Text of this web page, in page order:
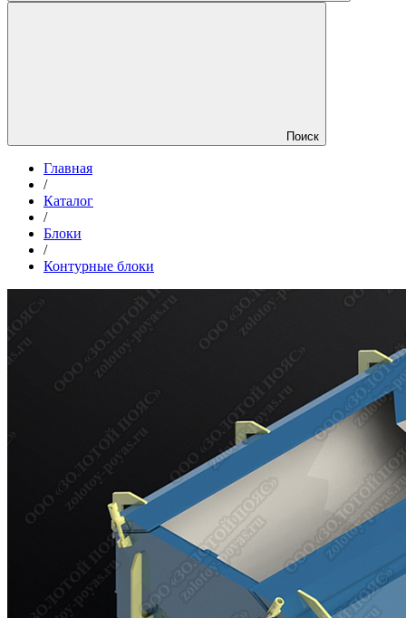
Поиск
Главная
/
Каталог
/
Блоки
/
Контурные блоки